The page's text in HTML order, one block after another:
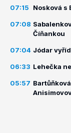
07:15 Nosková s
07:08
Číňankou
07:04 Jódar
06:33 Lehečka
05:57